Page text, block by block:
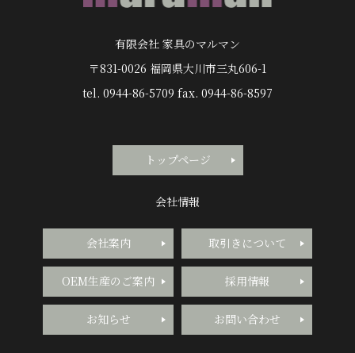
有限会社 家具のマルマン
〒831-0026 福岡県大川市三丸606-1
tel. 0944-86-5709 fax. 0944-86-8597
トップページ
会社情報
会社案内 取引きについて
OEM生産のご案内 採用情報
お知らせ お問い合わせ